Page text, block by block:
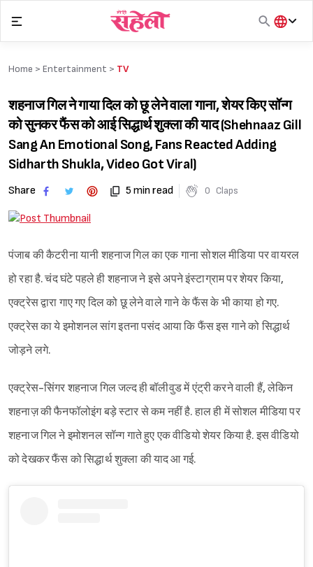
content
हिंदी
Home > Entertainment > TV
शहनाज गिल ने गाया दिल को छू लेने वाला गाना, शेयर किए सॉन्ग
को सुनकर फैंस को आई सिद्धार्थ शुक्ला की याद (Shehnaaz Gill
Sang An Emotional Song, Fans Reacted Adding
Sidharth Shukla, Video Got Viral)
Share 5 min read 0 Claps
पंजाब की कैटरीना यानी शहनाज गिल का एक गाना सोशल मीडिया पर वायरल
हो रहा है. चंद घंटे पहले ही शहनाज ने इसे अपने इंस्टाग्राम पर शेयर किया,
एक्ट्रेस द्वारा गाए गए दिल को छू लेने वाले गाने के फैंस के भी काया हो गए.
एक्ट्रेस का ये इमोशनल सांग इतना पसंद आया कि फैंस इस गाने को सिद्धार्थ
जोड़ने लगे.
एक्ट्रेस-सिंगर शहनाज गिल जल्द ही बॉलीवुड में एंट्री करने वाली हैं, लेकिन
शहनाज़ की फैनफॉलोइंग बड़े स्टार से कम नहीं है. हाल ही में सोशल मीडिया पर
शहनाज गिल ने इमोशनल सॉन्ग गाते हुए एक वीडियो शेयर किया है. इस वीडियो
को देखकर फैंस को सिद्धार्थ शुक्ला की याद आ गई.